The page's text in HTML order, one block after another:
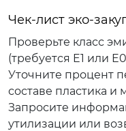
Чек-лист эко-
Проверьте класс
(требуется E1 или
Уточните процент
составе пластика и
Запросите
утилизации или